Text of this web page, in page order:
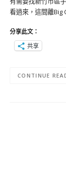
看過來，這間離Big
分享此文：
共享
CONTINUE